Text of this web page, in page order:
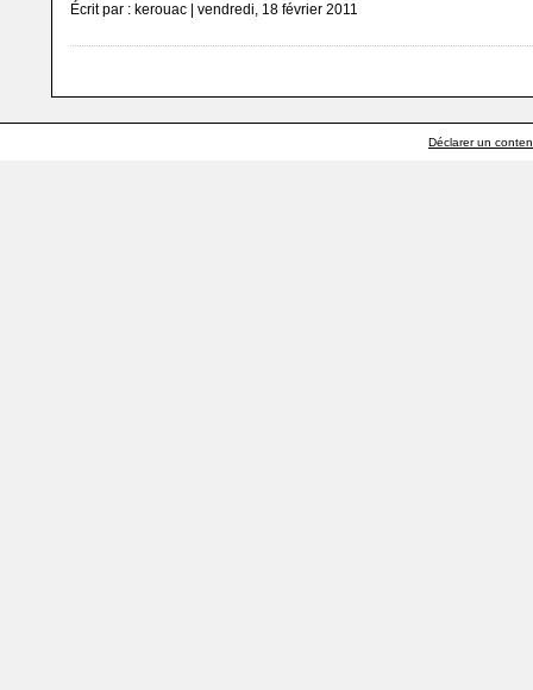
Écrit par : kerouac | vendredi, 18 février 2011
Déclarer un